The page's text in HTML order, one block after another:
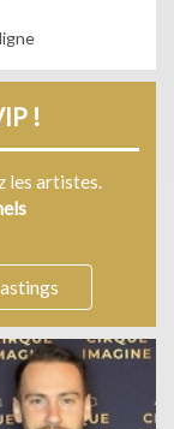
!
les artistes.